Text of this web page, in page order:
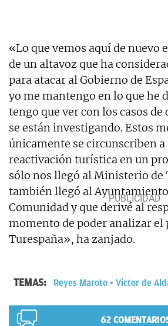
«Lo que vemos aquí de nuevo
de un altavoz que ha
para atacar al Gobierno de
yo me mantengo en lo que he
tengo que ver con los casos
se están investigando. Estos
únicamente se circunscriben
reactivación turística en un
sólo nos llegó al Ministerio de
también llegó al
Comunidad y que derivé al
momento de poder analizar el
Turespaña», ha zanjado.
TEMAS: Reyes Maroto Víctor de
62